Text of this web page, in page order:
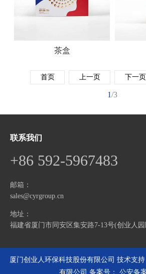
茶盒
首页 上一页 下一页
1/3
联系我们
+86 592-5967483
邮箱：
sales@cyrgroup.cn
地址：
福建省厦门市同安区集安路7-13号(创业人园
厦门创业人环保科技股份有限公司 技术支
有限公司 备案号： 公安备